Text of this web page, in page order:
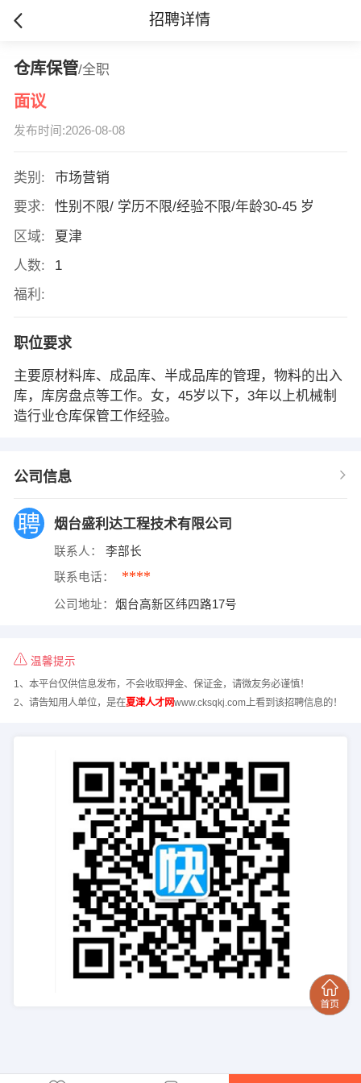
招聘详情
仓库保管/全职
面议
发布时间:2026-08-08
类别:
市场营销
要求:
性别不限/ 学历不限/经验不限/年龄30-45 岁
区域:
夏津
人数:
1
福利:
职位要求
主要原材料库、成品库、半成品库的管理，物料的出入
库，库房盘点等工作。女，45岁以下，3年以上机械制
造行业仓库保管工作经验。
公司信息
烟台盛利达工程技术有限公司
联系人： 李部长
联系电话： ****
公司地址： 烟台高新区纬四路17号
温馨提示
1、本平台仅供信息发布，不会收取押金、保证金，请微友务必谨慎！
2、请告知用人单位，是在夏津人才网www.cksqkj.com上看到该招聘信息的！